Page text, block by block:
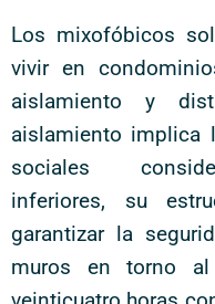
Los mixofóbicos
vivir en
aislamiento y
aislamiento implica
sociales
inferiores, su
garantizar la
muros en torno al